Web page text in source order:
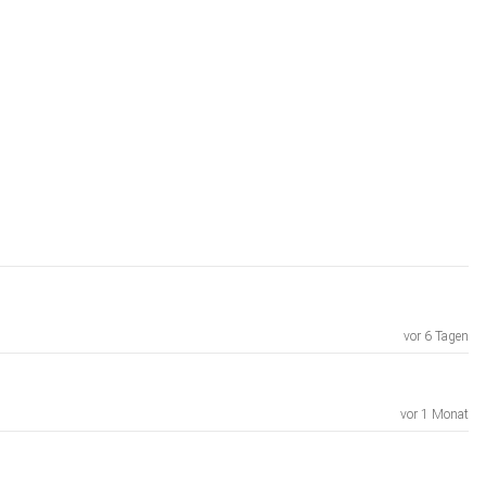
vor 6 Tagen
vor 1 Monat